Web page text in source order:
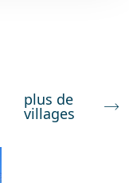
plus de
villages